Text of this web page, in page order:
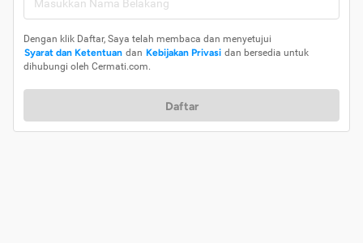
Dengan klik Daftar, Saya telah membaca dan menyetujui
Syarat dan Ketentuan dan Kebijakan Privasi dan bersedia untuk
dihubungi oleh Cermati.com.
Daftar